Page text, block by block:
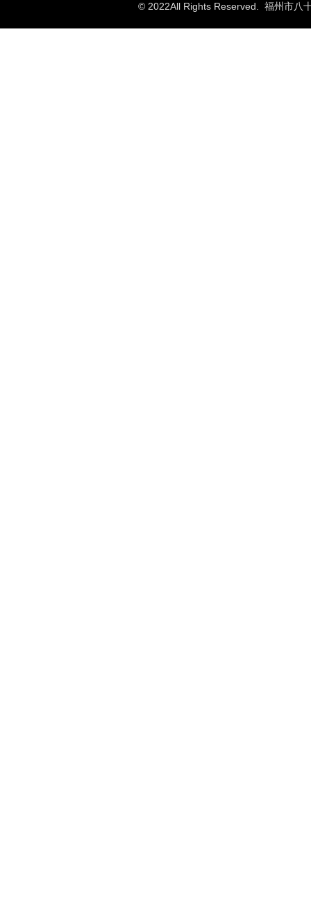
© 2022All Rights Reserved. 福州市八